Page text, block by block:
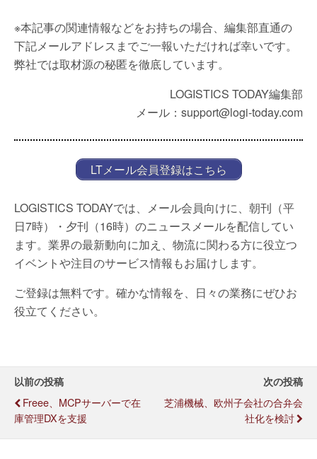
※本記事の関連情報などをお持ちの場合、編集部直通の
下記メールアドレスまでご一報いただければ幸いです。
弊社では取材源の秘匿を徹底しています。
LOGISTICS TODAY編集部
メール：support@logi-today.com
LTメール会員登録はこちら
LOGISTICS TODAYでは、メール会員向けに、朝刊（平
日7時）・夕刊（16時）のニュースメールを配信してい
ます。業界の最新動向に加え、物流に関わる方に役立つ
イベントや注目のサービス情報もお届けします。
ご登録は無料です。確かな情報を、日々の業務にぜひお
役立てください。
以前の投稿
Freee、MCPサーバーで在
庫管理DXを支援
次の投稿
芝浦機械、欧州子会社の合弁会
社化を検討